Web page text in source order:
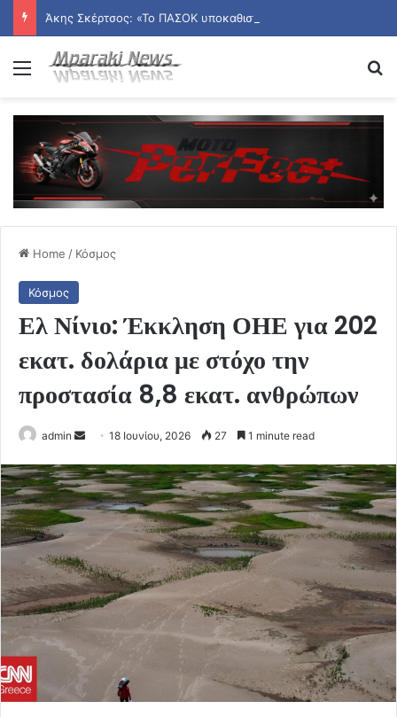
Menu
Home / Κόσμος
Κόσμος
Ελ Νίνιο: Έκκληση ΟΗΕ για 202
εκατ. δολάρια με στόχο την
προστασία 8,8 εκατ. ανθρώπων
admin
Send
email
18 Ιουνίου, 2026 27 1 minute read